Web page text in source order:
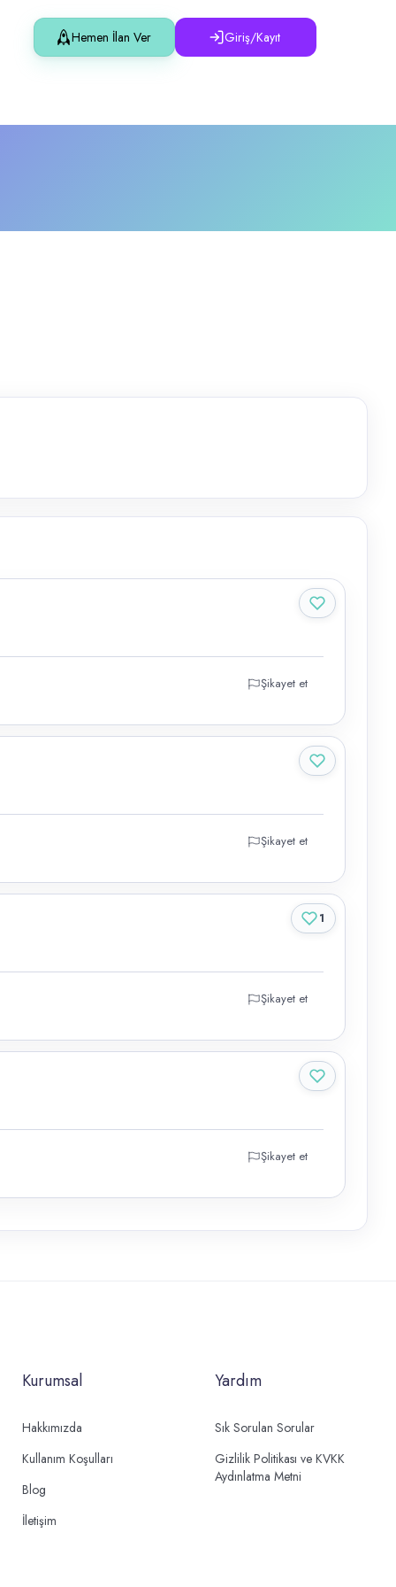
Hemen İlan Ver Giriş/Kayıt
Şikayet et
Şikayet et
Şikayet et
1
Şikayet et
Kurumsal
Hakkımızda
Kullanım Koşulları
Blog
İletişim
Yardım
Sık Sorulan Sorular
Gizlilik Politikası ve KVKK
Aydınlatma Metni